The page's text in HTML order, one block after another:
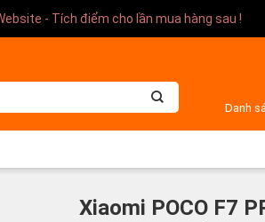
- Tích điểm cho lần mua hàng sau !
Danh
Xiaomi POCO F7